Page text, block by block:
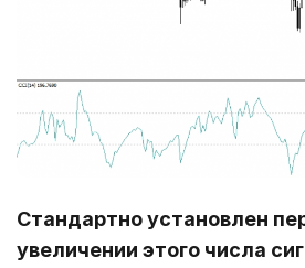
Стандартно установлен
увеличении этого числа